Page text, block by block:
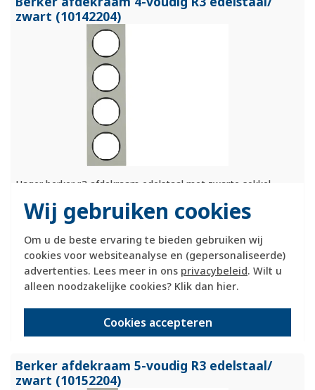
Wij gebruiken cookies
Om u de beste ervaring te bieden gebruiken wij
cookies voor websiteanalyse en (gepersonaliseerde)
advertenties. Lees meer in ons privacybeleid. Wilt u
alleen noodzakelijke cookies? Klik dan hier.
Cookies accepteren
zwart (10142204)
Hager berker r.3 afdekraam edelstaal met zwarte sokkel,
293.7x80.75x9.9mm.Meer informatie »
Verwachte levertijd:
1-2 weken
Huidige voorraad:
0 stuk(s)
+
-
Berker afdekraam 5-voudig R3 edelstaal/
zwart (10152204)